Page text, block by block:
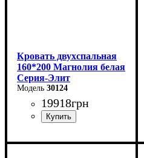
Кровать двухспальная
160*200 Магнолия белая
Серия-Элит
30124
19918грн
Ширина: 168 см